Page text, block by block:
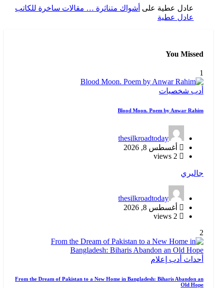
عادل عطية على أشواك متناثرة … مقالات ساخرة للكاتب
عادل عطية
You Missed
1
أدب شخصيات
Blood Moon. Poem by Anwar Rahim
thesilkroadtoday
أغسطس 8, 2026
جاليري
thesilkroadtoday
أغسطس 8, 2026
2
أحداث أدب إعلام
From the Dream of Pakistan to a New Home in Bangladesh: Biharis Abandon an
Old Hope